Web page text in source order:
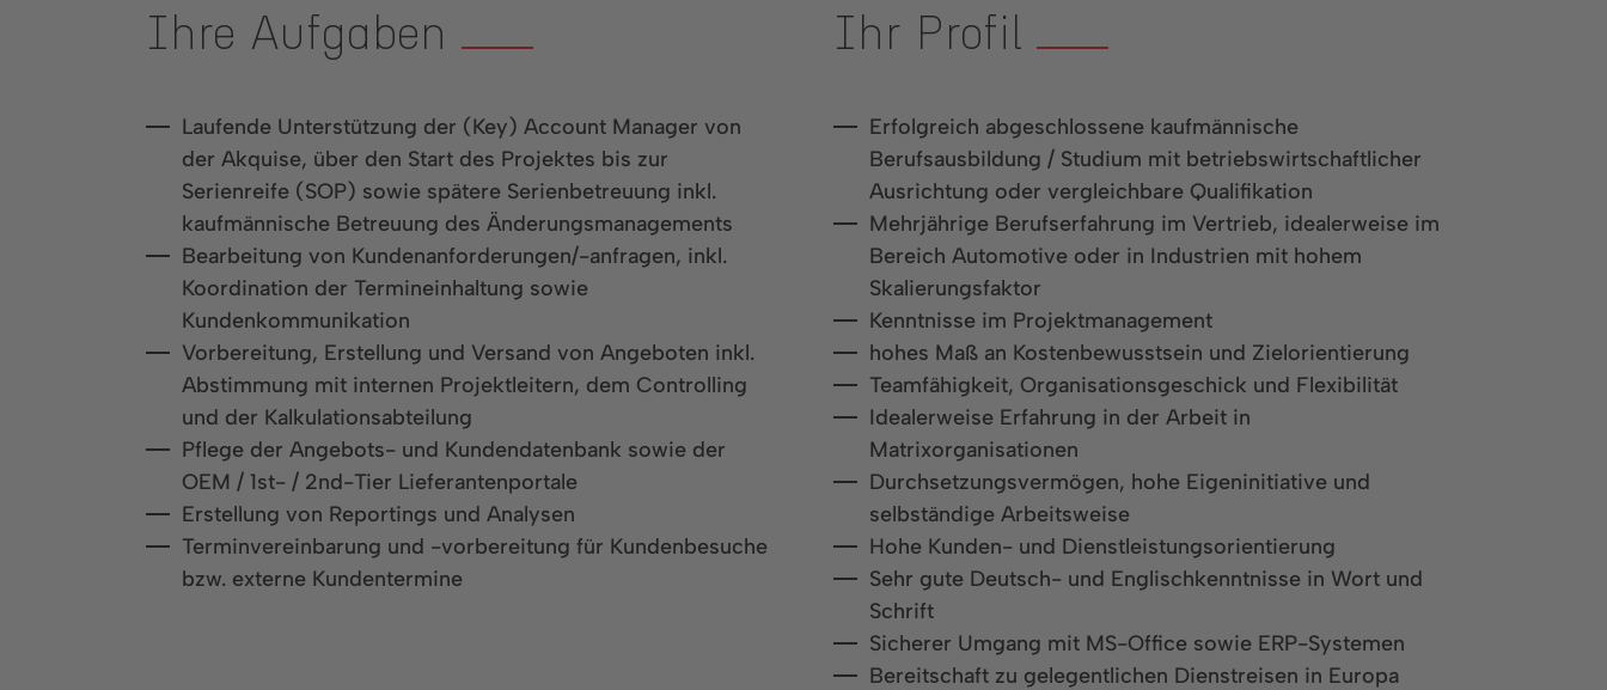
Ihre Aufgaben
Laufende Unterstützung der (Key) Account Manager von
der Akquise, über den Start des Projektes bis zur
Serienreife (SOP) sowie spätere Serienbetreuung inkl.
kaufmännische Betreuung des Änderungsmanagements
Bearbeitung von Kundenanforderungen/-anfragen, inkl.
Koordination der Termineinhaltung sowie
Kundenkommunikation
Vorbereitung, Erstellung und Versand von Angeboten inkl.
Abstimmung mit internen Projektleitern, dem Controlling
und der Kalkulationsabteilung
Pflege der Angebots- und Kundendatenbank sowie der
OEM / 1st- / 2nd-Tier Lieferantenportale
Erstellung von Reportings und Analysen
Terminvereinbarung und -vorbereitung für Kundenbesuche
bzw. externe Kundentermine
Ihr Profil
Erfolgreich abgeschlossene kaufmännische
Berufsausbildung / Studium mit betriebswirtschaftlicher
Ausrichtung oder vergleichbare Qualifikation
Mehrjährige Berufserfahrung im Vertrieb, idealerweise im
Bereich Automotive oder in Industrien mit hohem
Skalierungsfaktor
Kenntnisse im Projektmanagement
hohes Maß an Kostenbewusstsein und Zielorientierung
Teamfähigkeit, Organisationsgeschick und Flexibilität
Idealerweise Erfahrung in der Arbeit in
Matrixorganisationen
Durchsetzungsvermögen, hohe Eigeninitiative und
selbständige Arbeitsweise
Hohe Kunden- und Dienstleistungsorientierung
Sehr gute Deutsch- und Englischkenntnisse in Wort und
Schrift
Sicherer Umgang mit MS-Office sowie ERP-Systemen
Bereitschaft zu gelegentlichen Dienstreisen in Europa